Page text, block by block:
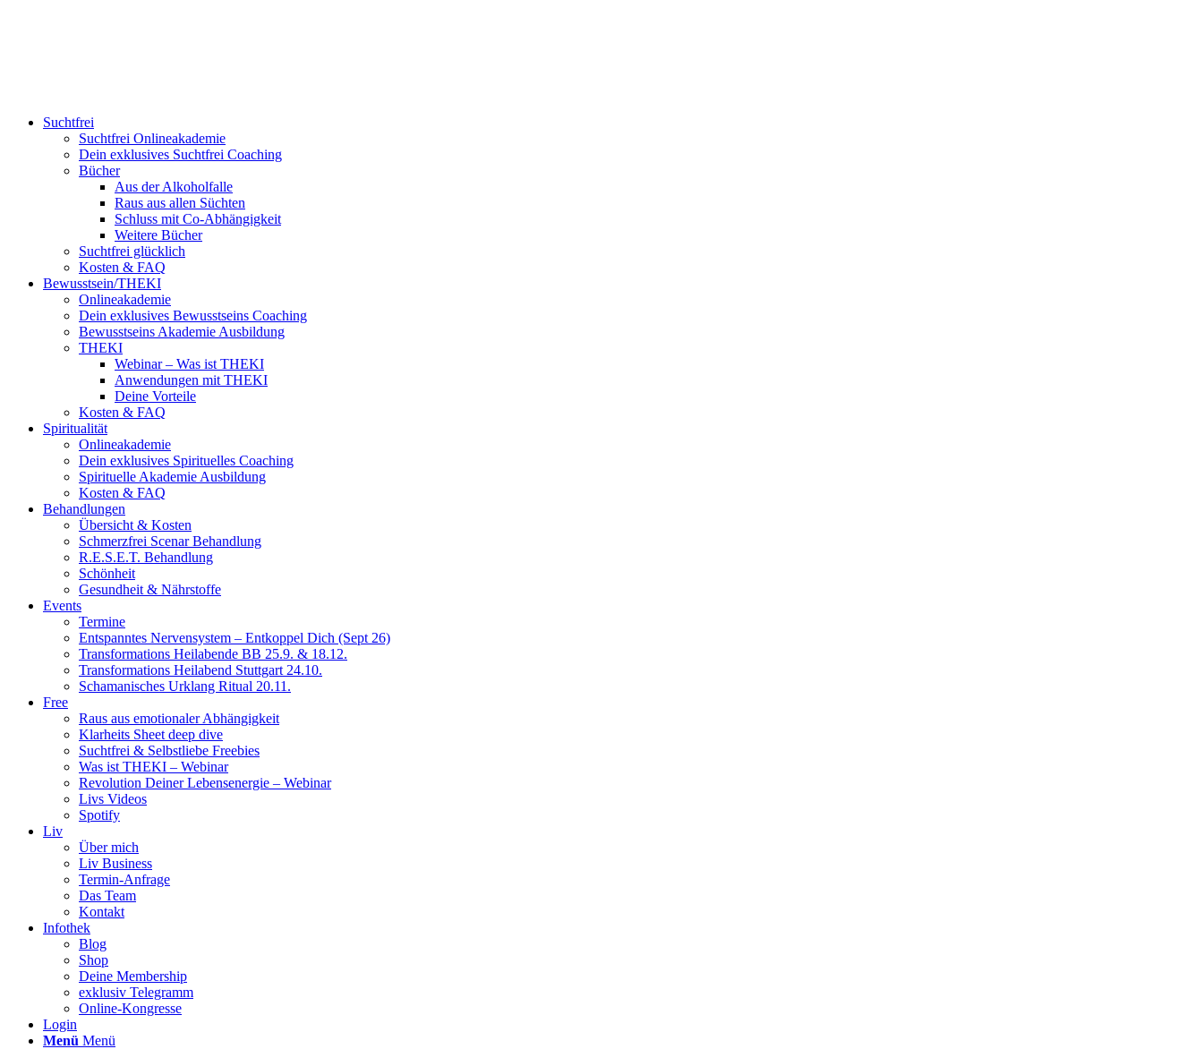
Suchtfrei
Suchtfrei Onlineakademie
Dein exklusives Suchtfrei Coaching
Bücher
Aus der Alkoholfalle
Raus aus allen Süchten
Schluss mit Co-Abhängigkeit
Weitere Bücher
Suchtfrei glücklich
Kosten & FAQ
Bewusstsein/THEKI
Onlineakademie
Dein exklusives Bewusstseins Coaching
Bewusstseins Akademie Ausbildung
THEKI
Webinar – Was ist THEKI
Anwendungen mit THEKI
Deine Vorteile
Kosten & FAQ
Spiritualität
Onlineakademie
Dein exklusives Spirituelles Coaching
Spirituelle Akademie Ausbildung
Kosten & FAQ
Behandlungen
Übersicht & Kosten
Schmerzfrei Scenar Behandlung
R.E.S.E.T. Behandlung
Schönheit
Gesundheit & Nährstoffe
Events
Termine
Entspanntes Nervensystem – Entkoppel Dich (Sept 26)
Transformations Heilabende BB 25.9. & 18.12.
Transformations Heilabend Stuttgart 24.10.
Schamanisches Urklang Ritual 20.11.
Free
Raus aus emotionaler Abhängigkeit
Klarheits Sheet deep dive
Suchtfrei & Selbstliebe Freebies
Was ist THEKI – Webinar
Revolution Deiner Lebensenergie – Webinar
Livs Videos
Spotify
Liv
Über mich
Liv Business
Termin-Anfrage
Das Team
Kontakt
Infothek
Blog
Shop
Deine Membership
exklusiv Telegramm
Online-Kongresse
Login
Menü Menü